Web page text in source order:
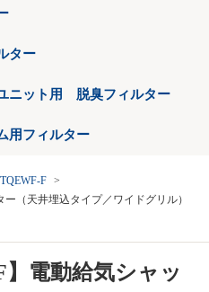
ター
ニット用 脱臭フィルター
用フィルター
F
ー（天井埋込タイプ／ワイドグリル）
】電動給気シャッ